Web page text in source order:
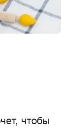
чтобы